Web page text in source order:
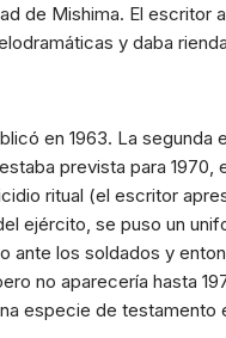
de Mishima. El escritor
y daba
en 1963. La segunda
prevista para 1970,
ritual (el escritor
ejército, se puso un
ante los soldados y
no aparecería hasta
especie de testamento